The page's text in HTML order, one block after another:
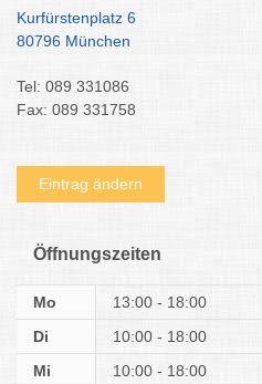
Kurfürstenplatz 6
80796 München
Tel: 089 331086
Fax: 089 331758
Eintrag ändern
Öffnungszeiten
Mo
13:00 - 18:00
Di
10:00 - 18:00
Mi
10:00 - 18:00